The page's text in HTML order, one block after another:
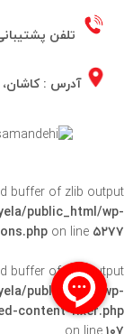
تلفن
آدرس : کاشان،
buffer of zlib output
public_html/wp-
on line ۵۲۷۷
buffer of zlib output
public_html/wp-
content-fixer.php